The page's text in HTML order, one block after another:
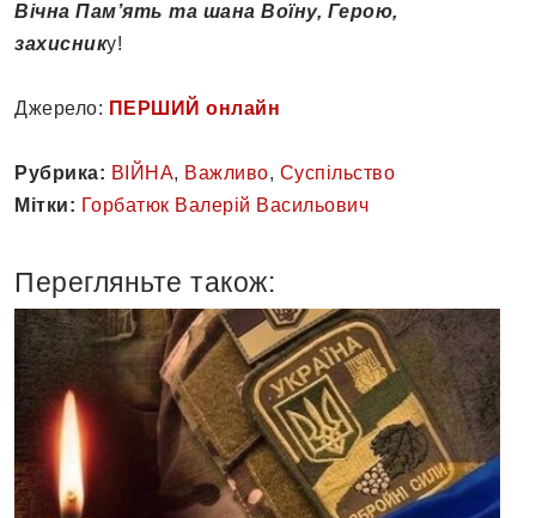
Вічна Пам’ять та шана Воїну, Герою,
захиснику!
Джерело: ПЕРШИЙ онлайн
Рубрика: ВІЙНА, Важливо, Суспільство
Мітки: Горбатюк Валерій Васильович
Перегляньте також: